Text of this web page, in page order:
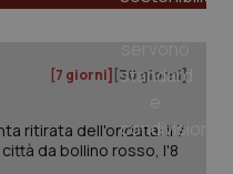
[7 giorni] [30 giorni]
ritirata dell'ondata: il 7
da bollino rosso, l'8
Google LLC
1